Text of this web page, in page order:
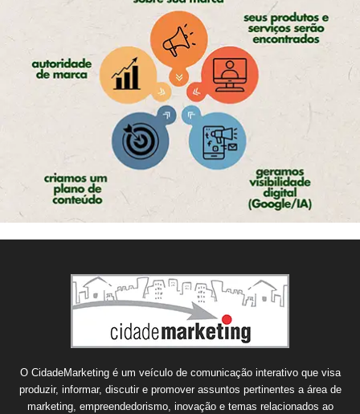
O CidadeMarketing é um veículo de comunicação interativo que visa
produzir, informar, discutir e promover assuntos pertinentes a área de
marketing, empreendedorismo, inovação e temas relacionados ao